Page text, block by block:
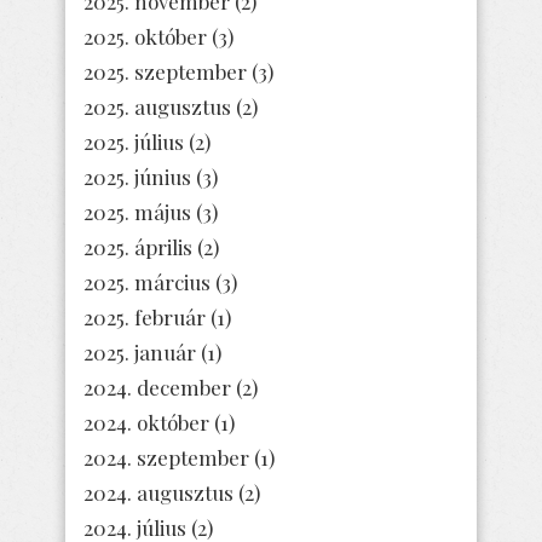
2025. október (3)
2025. szeptember (3)
2025. augusztus (2)
2025. július (2)
2025. június (3)
2025. május (3)
2025. április (2)
2025. március (3)
2025. február (1)
2025. január (1)
2024. december (2)
2024. október (1)
2024. szeptember (1)
2024. augusztus (2)
2024. július (2)